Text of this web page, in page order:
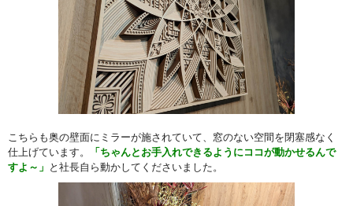
こちらも奥の壁面にミラーが施されていて、窓のない空間を閉塞感なく
仕上げています。
「ちゃんとお手入れできるようにココが動かせるんで
すよ～」 と社長自ら動かしてくださいました。